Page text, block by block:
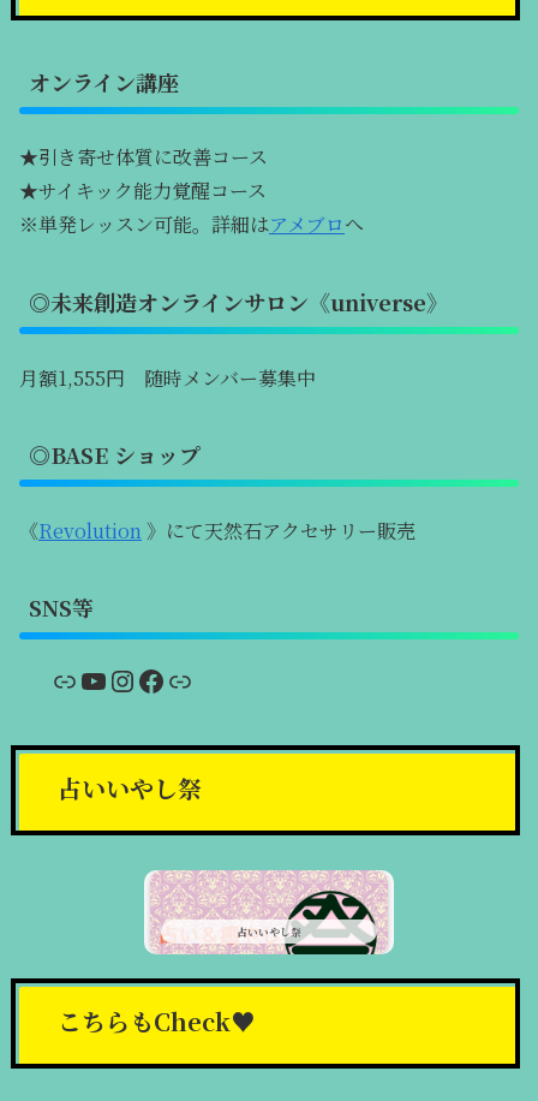
オンライン講座
★引き寄せ体質に改善コース
★サイキック能力覚醒コース
※単発レッスン可能。詳細はアメブロへ
◎未来創造オンラインサロン《universe》
月額1,555円 随時メンバー募集中
◎BASE ショップ
《Revolution 》にて天然石アクセサリー販売
SNS等
リンクYouTube
Instagram
Facebook
リンク
占いいやし祭
占いいやし祭
こちらもCheck♥